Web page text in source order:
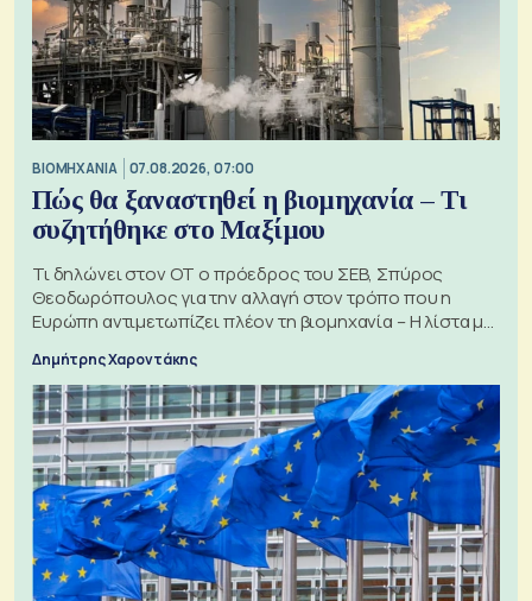
ΒΙΟΜΗΧΑΝΙΑ 07.08.2026, 07:00
Πώς θα ξαναστηθεί η βιομηχανία – Τι
συζητήθηκε στο Μαξίμου
Τι δηλώνει στον ΟΤ ο πρόεδρος του ΣΕΒ, Σπύρος
Θεοδωρόπουλος για την αλλαγή στον τρόπο που η
Ευρώπη αντιμετωπίζει πλέον τη βιομηχανία – Η λίστα με
Δημήτρης Χαροντάκης